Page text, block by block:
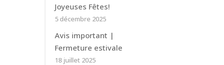
Joyeuses Fêtes!
5 décembre 2025
Avis important |
Fermeture estivale
18 juillet 2025